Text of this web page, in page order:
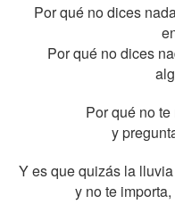
Por qué no dices
Por qué no dices
Por qué no
y
Y es que quizás la
y no te